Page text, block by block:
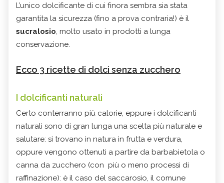
L’unico dolcificante di cui finora sembra sia stata
garantita la sicurezza (fino a prova contraria!) è il
sucralosio, molto usato in prodotti a lunga
conservazione.
Ecco 3 ricette di dolci senza zucchero
I dolcificanti naturali
Certo conterranno più calorie, eppure i dolcificanti
naturali sono di gran lunga una scelta più naturale e
salutare: si trovano in natura in frutta e verdura,
oppure vengono ottenuti a partire da barbabietola o
canna da zucchero (con più o meno processi di
raffinazione): è il caso del saccarosio, il comune